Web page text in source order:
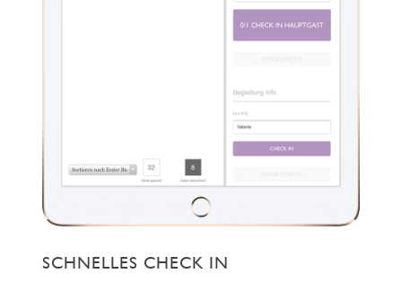
SCHNELLES CHECK IN